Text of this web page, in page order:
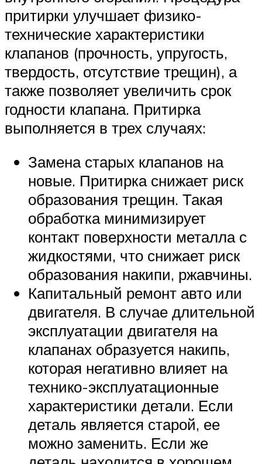
притирки улучшает физико-
технические характеристики
клапанов (прочность, упругость,
твердость, отсутствие трещин), а
также позволяет увеличить срок
годности клапана. Притирка
выполняется в трех случаях:
Замена старых клапанов на
новые. Притирка снижает риск
образования трещин. Такая
обработка минимизирует
контакт поверхности металла с
жидкостями, что снижает риск
образования накипи, ржавчины.
Капитальный ремонт авто или
двигателя. В случае длительной
эксплуатации двигателя на
клапанах образуется накипь,
которая негативно влияет на
технико-эксплуатационные
характеристики детали. Если
деталь является старой, ее
можно заменить. Если же